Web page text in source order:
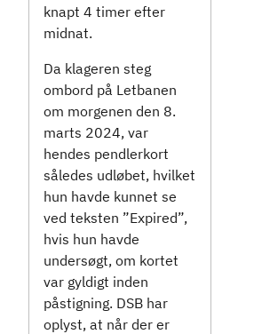
knapt 4 timer efter
midnat.
Da klageren steg
ombord på Letbanen
om morgenen den 8.
marts 2024, var
hendes pendlerkort
således udløbet, hvilket
hun havde kunnet se
ved teksten ”Expired”,
hvis hun havde
undersøgt, om kortet
var gyldigt inden
påstigning. DSB har
oplyst, at når der er